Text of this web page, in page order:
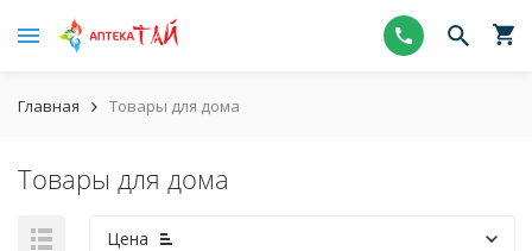
Главная Товары для дома
Товары для дома
Цена